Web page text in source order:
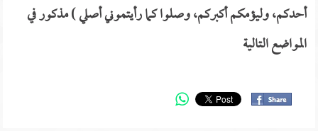
أحدكم، وليؤمكم أكبركم، وصلوا كما رأيتموني أصلي ) مذكور في
المواضع التالية